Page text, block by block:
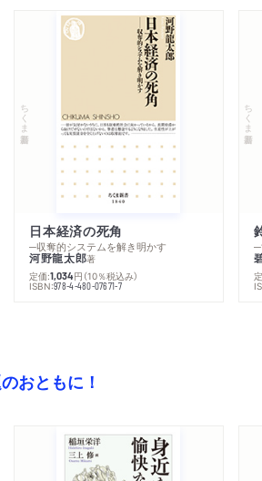
ちくま新書
日本経済の死角
─収奪的システムを解き明かす
河野龍太郎著
定価:1,034円 （10％税込み）
ISBN:978-4-480-07671-7
ちくま新書
─
おともに！